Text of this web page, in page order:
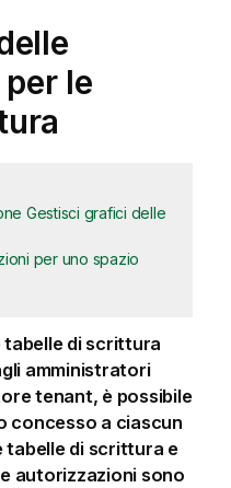
le
Gestisci grafici delle
per uno spazio
tabelle di scrittura
amministratori
tenant, è possibile
concesso a ciascun
tabelle di scrittura e
autorizzazioni sono